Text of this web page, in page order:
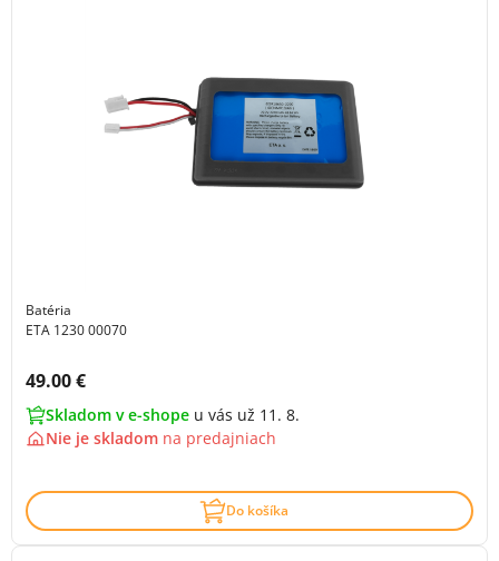
Batéria
ETA 1230 00070
Cena s DPH:
49.00 €
Skladom v e-shope u vás už 11. 8.
Nie je skladom na predajniach
Do košíka